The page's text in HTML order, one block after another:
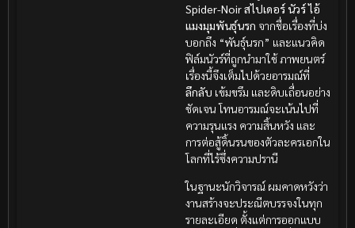
Spider-Noir สไปเดอร์ นัวร์ ไอ้
แมงมุมพันธุ์นรก จากชื่อเรื่องที่บ่ง
บอกถึง “พันธุ์นรก” และแนวคิด
ฟิล์มนัวร์ที่ถูกนำมาใช้ ภาพยนตร์
เรื่องนี้จึงเต็มไปด้วยอารมณ์ที่
ลึกลับ เข้มขรึม และดิบเถื่อนอย่าง
ชัดเจน โทนอารมณ์จะเน้นไปที่
ความรุนแรง ความสิ้นหวัง และ
การต่อสู้ดิ้นรนของตัวละครเอกใน
โลกที่ไร้ซึ่งความปรานี
ในฐานะนักวิจารณ์ ผมคาดหวังว่า
งานสร้างจะประณีตบรรจงในทุก
รายละเอียด ตั้งแต่การออกแบบ